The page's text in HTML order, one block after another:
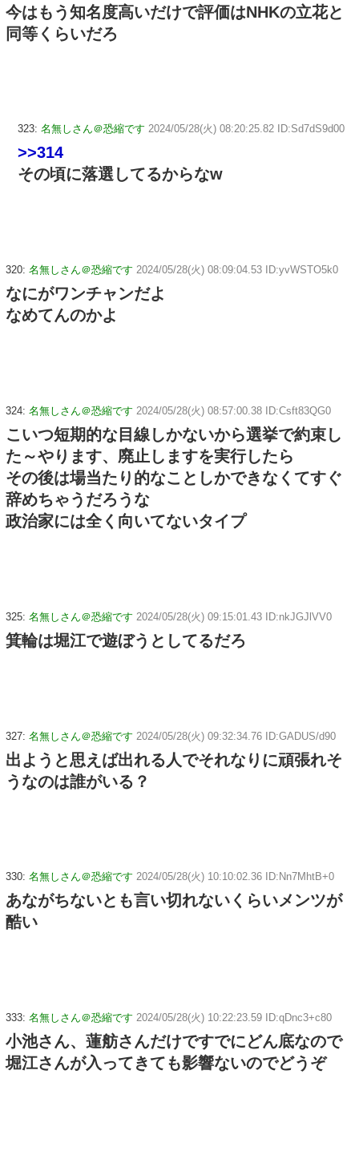
今はもう知名度高いだけで評価はNHKの立花と
同等くらいだろ
323: 名無しさん＠恐縮です 2024/05/28(火) 08:20:25.82 ID:Sd7dS9d00
>>314
その頃に落選してるからなw
320: 名無しさん＠恐縮です 2024/05/28(火) 08:09:04.53 ID:yvWSTO5k0
なにがワンチャンだよ
なめてんのかよ
324: 名無しさん＠恐縮です 2024/05/28(火) 08:57:00.38 ID:Csft83QG0
こいつ短期的な目線しかないから選挙で約束し
た～やります、廃止しますを実行したら
その後は場当たり的なことしかできなくてすぐ
辞めちゃうだろうな
政治家には全く向いてないタイプ
325: 名無しさん＠恐縮です 2024/05/28(火) 09:15:01.43 ID:nkJGJlVV0
箕輪は堀江で遊ぼうとしてるだろ
327: 名無しさん＠恐縮です 2024/05/28(火) 09:32:34.76 ID:GADUS/d90
出ようと思えば出れる人でそれなりに頑張れそ
うなのは誰がいる？
330: 名無しさん＠恐縮です 2024/05/28(火) 10:10:02.36 ID:Nn7MhtB+0
あながちないとも言い切れないくらいメンツが
酷い
333: 名無しさん＠恐縮です 2024/05/28(火) 10:22:23.59 ID:qDnc3+c80
小池さん、蓮舫さんだけですでにどん底なので
堀江さんが入ってきても影響ないのでどうぞ